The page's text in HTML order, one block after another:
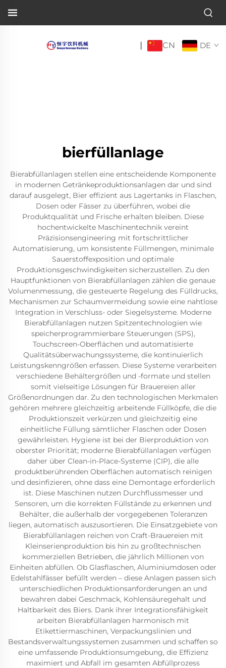
| CN DE
bierfüllanlage
Bierabfüllanlagen stellen eine entscheidende Komponente
in modernen Getränkeproduktionsanlagen dar und sind
darauf ausgelegt, Bier effizient aus Lagertanks in Flaschen,
Dosen oder Fässer zu überführen, wobei die
Produktqualität und Frische erhalten bleiben. Diese
hochentwickelte Maschinentechnik vereint
Präzisionsengineering mit fortschrittlicher
Automatisierung, um konsistente Füllmengen, minimale
Sauerstoffexposition und optimale
Produktionsgeschwindigkeiten sicherzustellen. Zu den
Hauptfunktionen von Bierabfüllanlagen zählen die genaue
Volumenmessung, die gesteuerte Regelung des Fülldrucks,
Mechanismen zur Schaumvermeidung sowie eine nahtlose
Integration in Verschluss- oder Siegelsysteme. Moderne
Bierabfüllanlagen nutzen Spitzentechnologien wie
speicherprogrammierbare Steuerungen (SPS),
Touchscreen-Oberflächen und automatisierte
Qualitätsüberwachungssysteme, die kontinuierlich
Leistungskenngrößen erfassen. Diese Systeme verarbeiten
verschiedene Behältergrößen und -formate und stellen
somit vielseitige Lösungen für Brauereien aller
Größenordnungen dar. Zu den technologischen Merkmalen
gehören mehrere gleichzeitig arbeitende Füllköpfe, die die
Produktionszeit verkürzen und gleichzeitig eine
einheitliche Füllung sämtlicher Flaschen oder Dosen
gewährleisten. Hygiene ist bei der Bierproduktion von
oberster Priorität; moderne Bierabfüllanlagen verfügen
daher über Clean-in-Place-Systeme (CIP), die alle
produktberührenden Oberflächen automatisch reinigen
und desinfizieren, ohne dass eine Demontage erforderlich
ist. Diese Maschinen nutzen Durchflussmesser und
Sensoren, um die korrekten Füllstände zu erkennen und
Behälter, die außerhalb der vorgegebenen Toleranzen
liegen, automatisch auszusortieren. Die Einsatzgebiete von
Bierabfüllanlagen reichen von Craft-Brauereien mit
Kleinserienproduktion bis hin zu großtechnischen
kommerziellen Betrieben, die jährlich Millionen von
Einheiten abfüllen. Ob Glasflaschen, Aluminiumdosen oder
Edelstahlfässer befüllt werden – diese Anlagen passen sich
unterschiedlichen Produktionsanforderungen an und
bewahren dabei Geschmack, Kohlensäuregehalt und
Haltbarkeit des Biers. Dank ihrer Integrationsfähigkeit
arbeiten Bierabfüllanlagen harmonisch mit
Etikettiermaschinen, Verpackungslinien und
Bestandsverwaltungssystemen zusammen und schaffen so
eine umfassende Produktionsumgebung, die Effizienz
maximiert und Abfall im gesamten Abfüllprozess